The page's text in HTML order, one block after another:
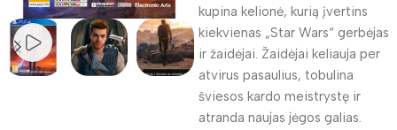
kupina kelionė, kurią įvertins
kiekvienas „Star Wars“ gerbėjas
ir žaidėjai. Žaidėjai keliauja per
atvirus pasaulius, tobulina
šviesos kardo meistrystę ir
atranda naujas jėgos galias.